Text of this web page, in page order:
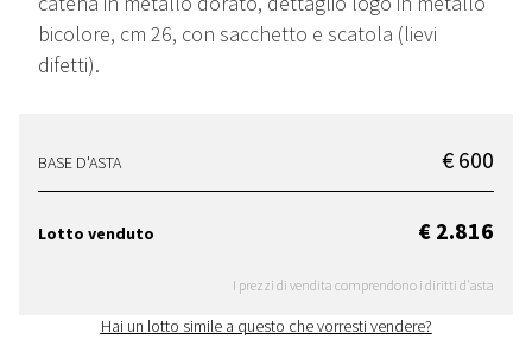
bicolore, cm 26, con sacchetto e scatola (lievi
difetti).
BASE D'ASTA € 600
Lotto venduto € 2.816
I prezzi di vendita comprendono i diritti d'asta
Hai un lotto simile a questo che vorresti vendere?